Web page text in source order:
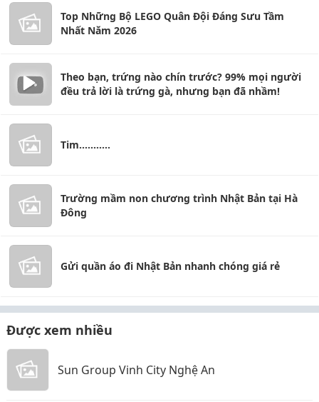
Top Những Bộ LEGO Quân Đội Đáng Sưu Tầm
Nhất Năm 2026
Theo bạn, trứng nào chín trước? 99% mọi người
đều trả lời là trứng gà, nhưng bạn đã nhầm!
Tim...........
Trường mầm non chương trình Nhật Bản tại Hà
Đông
Gửi quần áo đi Nhật Bản nhanh chóng giá rẻ
Được xem nhiều
Sun Group Vinh City Nghệ An